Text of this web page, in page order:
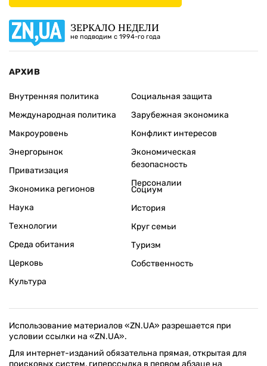
ЗЕРКАЛО НЕДЕЛИ
не подводим с 1994-го года
АРХИВ
Внутренняя политика
Международная политика
Макроуровень
Энергорынок
Приватизация
Экономика регионов
Социальная защита
Зарубежная экономика
Конфликт интересов
Экономическая
безопасность
Персоналии
Наука
Технологии
Среда обитания
Церковь
Культура
Социум
История
Круг семьи
Туризм
Собственность
Использование материалов «ZN.UA» разрешается при
условии ссылки на «ZN.UA».
Для интернет-изданий обязательна прямая, открытая для